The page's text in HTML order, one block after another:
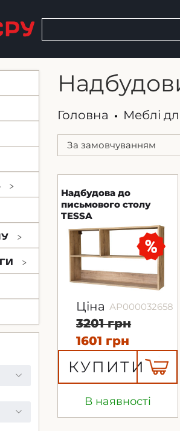
Головна Меблі
В наявності
Надбудова до
письмового столу
TESSA
Ціна АР000032658
3201 грн
1601 грн
КУПИТИ